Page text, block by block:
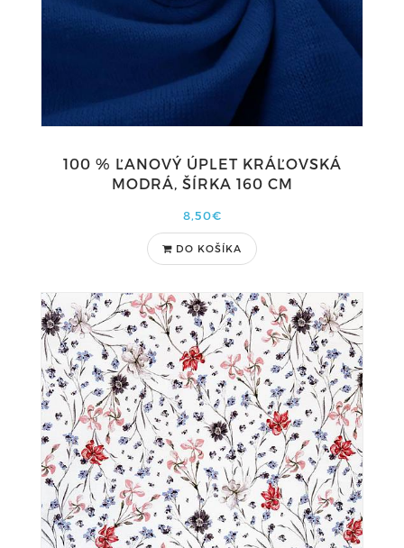
100 % ĽANOVÝ ÚPLET KRÁĽOVSKÁ
MODRÁ, ŠÍRKA 160 CM
8,50€
DO KOŠÍKA